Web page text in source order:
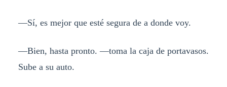
—Sí, es mejor que esté segura de a donde voy.
—Bien, hasta pronto. —toma la caja de portavasos.
Sube a su auto.